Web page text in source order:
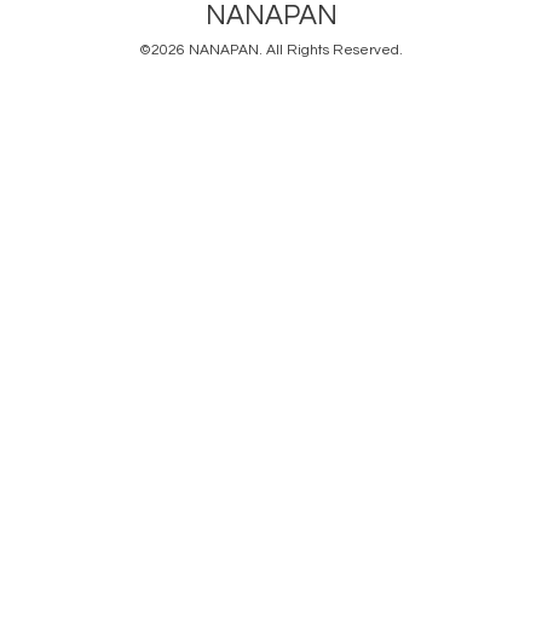
NANAPAN
©2026 NANAPAN. All Rights Reserved.